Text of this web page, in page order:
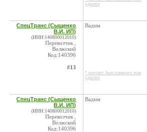
удален
СпецТранс (Сыщенко
В.И. ИП)
(ИНН:140800012010)
Перевозчик ,
Волжский
Код:140396
#13
Вадим
* контакт был изменен или
удален
СпецТранс (Сыщенко
В.И. ИП)
(ИНН:140800012010)
Перевозчик ,
Волжский
Код:140396
Вадим